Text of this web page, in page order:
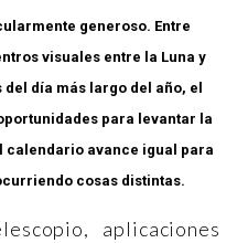
generoso. Entre
visuales entre la Luna y
día más largo del año, el
para levantar la
calendario avance igual para
cosas distintas.
aplicaciones